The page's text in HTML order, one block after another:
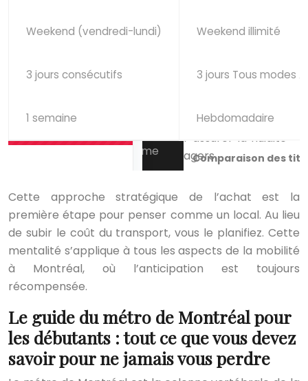
Comparaison des
Weekend (vendredi-lundi) Weekend illimité
3 jours consécutifs 3 jours Tous modes A
1 semaine Hebdomadaire
Cette approche stratégique de l’achat est la
première étape pour penser comme un local. Au lieu
de subir le coût du transport, vous le planifiez. Cette
mentalité s’applique à tous les aspects de la mobilité
à Montréal, où l’anticipation est toujours
récompensée.
Le guide du métro de Montréal pour
les débutants : tout ce que vous devez
savoir pour ne jamais vous perdre